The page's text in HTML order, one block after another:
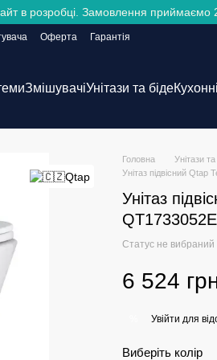
в розробці. Замовлення приймаємо
Оферта
Гарантія
ЗмішувачіУнітази та біде
Головна Унітази та
Унітаз підвісний Qtap
Унітаз
Статус не вибраний
6 524
Увійти для
Виберіть колір